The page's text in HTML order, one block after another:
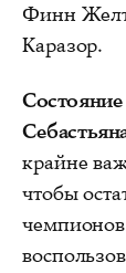
Финн
Каразор.
крайне
чтобы